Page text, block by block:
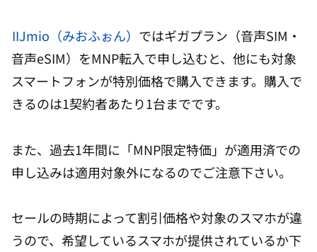
IIJmio（みおふぉん） ではギガプラン（音声SIM・
音声eSIM）をMNP転入で申し込むと、他にも対象
スマートフォンが特別価格で購入できます。購入で
きるのは1契約者あたり1台までです。
また、過去1年間に「MNP限定特価」が適用済での
申し込みは適用対象外になるのでご注意下さい。
セールの時期によって割引価格や対象のスマホが違
うので、希望しているスマホが提供されているか下